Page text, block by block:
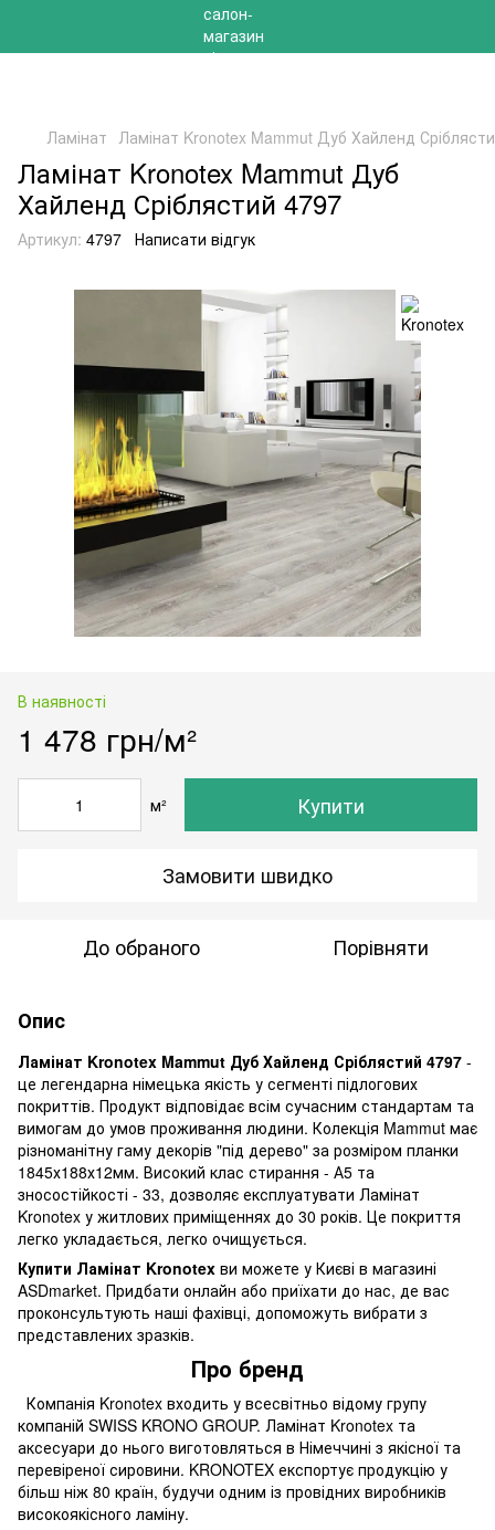
Ламінат Ламінат Kronotex Mammut Дуб Хайленд
Ламінат Kronotex Mammut Дуб
Хайленд Сріблястий 4797
Артикул: 4797 Написати відгук
В наявності
1 478 грн/м²
м² Купити
Замовити швидко
До обраного Порівняти
Опис
Ламінат Kronotex Mammut Дуб Хайленд Сріблястий 4797 -
це легендарна німецька якість у сегменті підлогових
покриттів. Продукт відповідає всім сучасним стандартам та
вимогам до умов проживання людини. Колекція Mammut має
різноманітну гаму декорів "під дерево" за розміром планки
1845х188х12мм. Високий клас стирання - А5 та
зносостійкості - 33, дозволяє експлуатувати Ламінат
Kronotex у житлових приміщеннях до 30 років. Це покриття
легко укладається, легко очищується.
Купити Ламінат Kronotex ви можете у Києві в магазині
ASDmarket. Придбати онлайн або приїхати до нас, де вас
проконсультують наші фахівці, допоможуть вибрати з
представлених зразків.
Про бренд
Компанія Kronotex входить у всесвітньо відому групу
компаній SWISS KRONO GROUP. Ламінат Kronotex та
аксесуари до нього виготовляться в Німеччині з якісної та
перевіреної сировини. KRONOTEX експортує продукцію у
більш ніж 80 країн, будучи одним із провідних виробників
високоякісного ламіну.